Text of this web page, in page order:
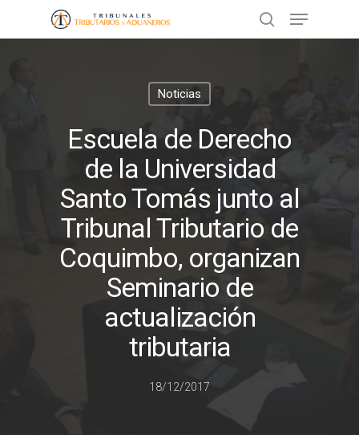
Presione ENTER para buscar o ESC
Noticias
Escuela de Derecho
de la Universidad
Santo Tomás junto al
Tribunal Tributario de
Coquimbo, organizan
Seminario de
actualización
tributaria
18/12/2017